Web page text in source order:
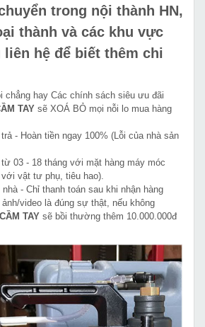
trong nội thành HN,
thành và các khu vực
liên hệ để biết thêm chi
chẳng hay Các chính sách siêu ưu đãi
TAY sẽ XOÁ BỎ mọi nỗi lo mua hàng
- Hoàn tiền ngay 100% (Lỗi của nhà sản
từ 03 - 18 tháng với mặt hàng máy móc
vật tư phụ, tiêu hao).
nhà - Chỉ thanh toán sau khi nhận hàng
video là đúng sự thật, nếu không
TAY sẽ bồi thường thêm 10.000.000đ